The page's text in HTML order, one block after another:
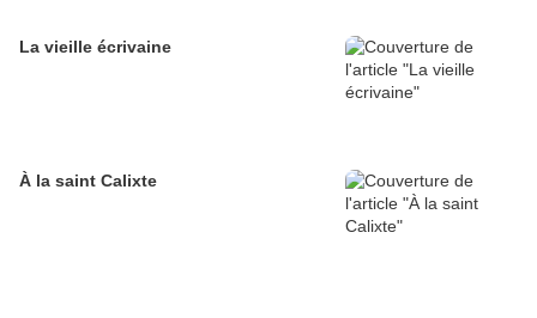
La vieille écrivaine
À la saint Calixte